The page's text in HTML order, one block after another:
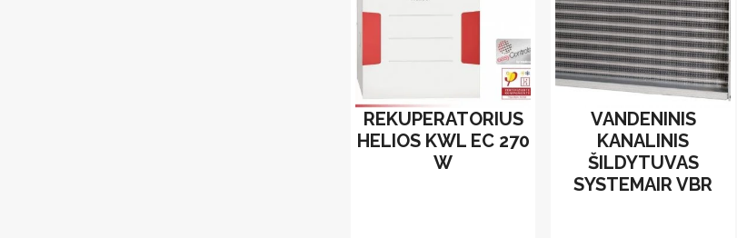
REKUPERATORIUS
HELIOS KWL EC 270
W
VANDENINIS
KANALINIS
ŠILDYTUVAS
SYSTEMAIR VBR